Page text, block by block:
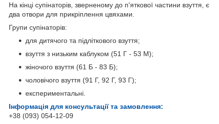
На кінці супінаторів, зверненому до п'яткової частини взуття, є
два отвори для прикріплення цвяхами.
Групи супінаторів:
для дитячого та підліткового взуття;
взуття з низьким каблуком (51 Г - 53 М);
жіночого взуття (61 Б - 83 Б);
чоловічого взуття (91 Г, 92 Г, 93 Г);
експериментальні.
Інформація для консультації та замовлення:
+38 (093) 054-12-09